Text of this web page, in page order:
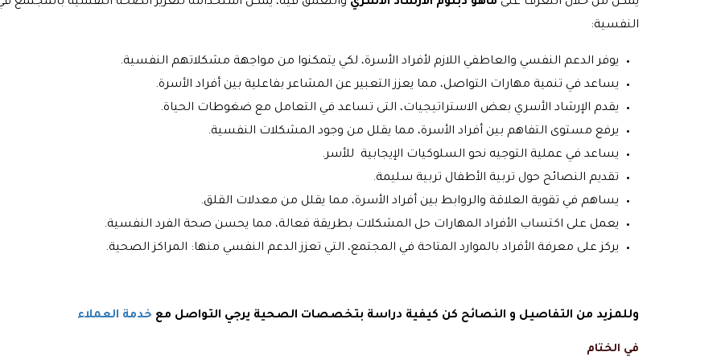
النفسية:
يوفر الدعم النفسي والعاطفي اللازم لأفراد الأسرة، لكي يتمكنوا من مواجهة مشكلاتهم النفسية.
يساعد في تنمية مهارات التواصل، مما يعزز التعبير عن المشاعر بفاعلية بين أفراد الأسرة.
يقدم الإرشاد الأسري بعض الاستراتيجيات، التى تساعد في التعامل مع ضغوطات الحياة.
يرفع مستوى التفاهم بين أفراد الأسرة، مما يقلل من وجود المشكلات النفسية.
يساعد في عملية التوجيه نحو السلوكيات الإيجابية للأسر.
تقديم النصائح حول تربية الأطفال تربية سليمة.
يساهم في تقوية العلاقة والروابط بين أفراد الأسرة، مما يقلل من معدلات القلق.
يعمل على اكتساب الأفراد المهارات حل المشكلات بطريقة فعالة، مما يحسن صحة الفرد النفسية.
يركز على معرفة الأفراد بالموارد المتاحة في المجتمع، التي تعزز الدعم النفسي منها: المراكز الصحية.
وللمزيد من التفاصيل و النصائح كن كيفية دراسة بتخصصات الصحية يرجي التواصل مع خدمة العملاء
في الختام